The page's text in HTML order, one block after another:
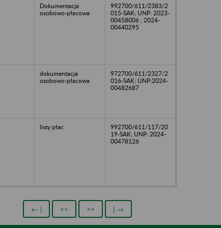
Dokumentacja
osobowo-płacowa
992700/611/2383/2
015-SAK; UNP: 2023-
00458006 ; 2024-
00440295
dokumentacja
osobowo-płacowa
972700/611/2327/2
016-SAK; UNP:2024-
00482687
listy płac
992700/611/117/20
19-SAK; UNP: 2024-
00478126
← | << >> | →